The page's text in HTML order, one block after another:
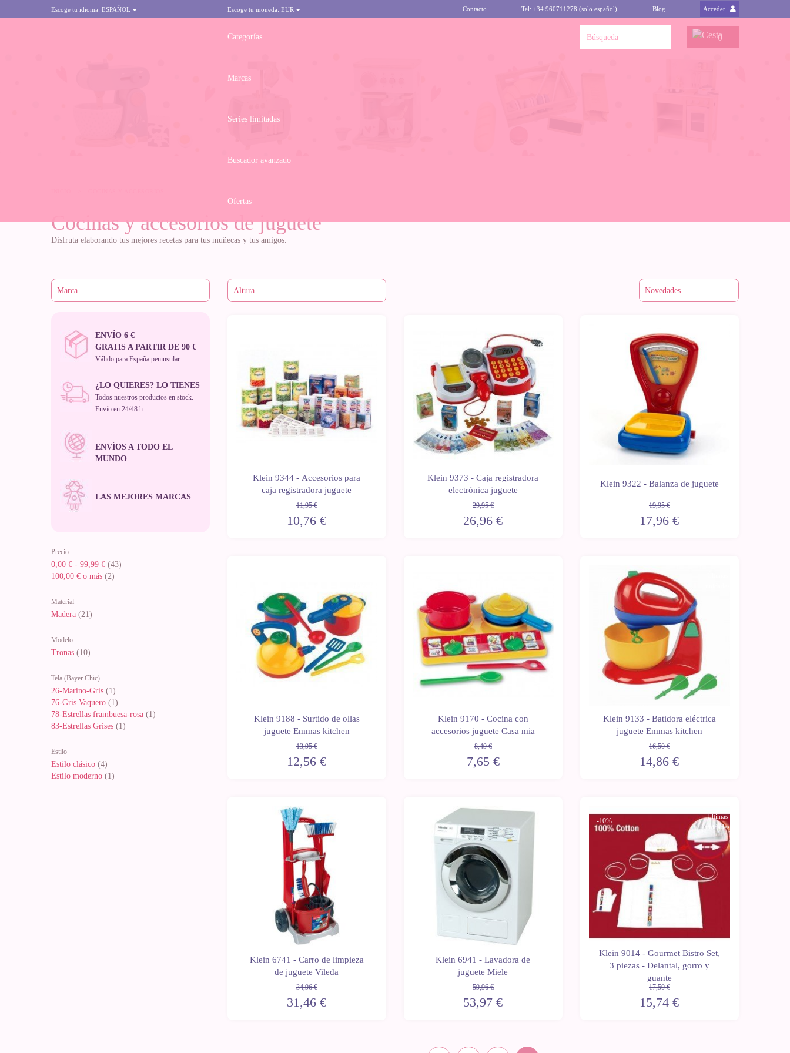
Escoge tu idioma: ESPAÑOL Escoge tu moneda: EUR Contacto Tel: +34 960711278 (solo español) Blog Acceder
Categorías
Marcas
Series limitadas
Buscador avanzado
Ofertas
0
Cocinas y accesorios de juguete
Disfruta elaborando tus mejores recetas para tus muñecas y tus amigos.
ENVÍO 6 €
GRATIS A PARTIR DE 90 €
Válido para España peninsular.
¿LO QUIERES? LO TIENES
Todos nuestros productos en stock.
Envío en 24/48 h.
ENVÍOS A TODO EL
MUNDO
LAS MEJORES MARCAS
Precio
0,00 € - 99,99 € (43)
100,00 € o más (2)
Material
Madera (21)
Modelo
Tronas (10)
Tela (Bayer Chic)
26-Marino-Gris (1)
76-Gris Vaquero (1)
78-Estrellas frambuesa-rosa (1)
83-Estrellas Grises (1)
Estilo
Estilo clásico (4)
Estilo moderno (1)
Klein 9344 - Accesorios para
caja registradora juguete
11,95 €
10,76 €
unidades
Klein 9373 - Caja registradora
electrónica juguete
29,95 €
26,96 €
Klein 9322 - Balanza de juguete
19,95 €
17,96 €
Klein 9188 - Surtido de ollas
juguete Emmas kitchen
13,95 €
12,56 €
Klein 9170 - Cocina con
accesorios juguete Casa mia
8,49 €
7,65 €
Klein 9133 - Batidora eléctrica
juguete Emmas kitchen
16,50 €
14,86 €
Klein 6741 - Carro de limpieza
de juguete Vileda
34,96 €
31,46 €
Klein 6941 - Lavadora de
juguete Miele
59,96 €
53,97 €
Últimas
unidades
Klein 9014 - Gourmet Bistro Set,
3 piezas - Delantal, gorro y
guante
17,50 €
-10%
15,74 €